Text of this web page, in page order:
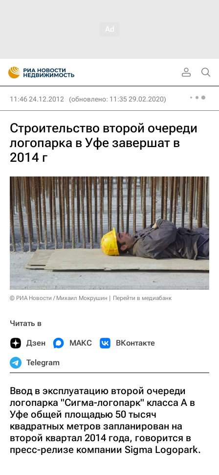
11:46 24.12.2012 (обновлено: 11:35 29.02.2020)
Строительство второй очереди
логопарка в Уфе завершат в
2014 г
© РИА Новости / Михаил Мокрушин Перейти в медиабанк
Читать в
Дзен МАКС ВКонтакте
Telegram
Ввод в эксплуатацию второй очереди
логопарка "Сигма-логопарк" класса А в
Уфе общей площадью 50 тысяч
квадратных метров запланирован на
второй квартал 2014 года, говорится в
пресс-релизе компании Sigma Logopark.